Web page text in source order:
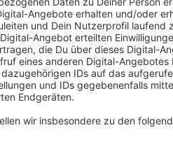
Zum Sommer hin soll
die Stadt mit dem
Als erstes wird von der Wittener
Pflaster verlegt und eine große
gebaut - mit Wasserspiel,
weitestgehend erhalten bleiben
Sitzgelegenheit verschönert